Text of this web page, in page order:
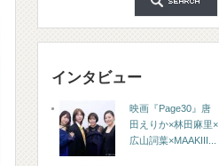
インタビュー
映画『Page30』唐
田えりか×林田麻里×
広山詞葉×MAAKIII...